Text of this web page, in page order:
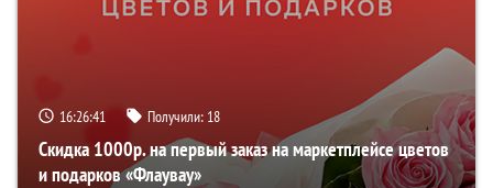
16:26:40 Получили: 18
Скидка 1000р. на первый заказ на маркетплейсе цветов
и подарков «Флаувау»